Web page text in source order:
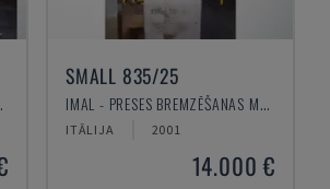
MAŠĪNA
SMALL 835/25
IMAL - PRESES BREMZĒŠANAS MAŠĪNA
ITĀLIJA 2001
14.000 €